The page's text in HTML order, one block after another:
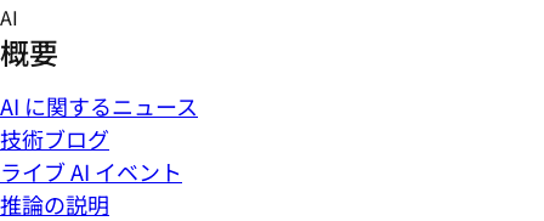
Skip
to
content
AI
概要
AI に関するニュース
技術ブログ
ライブ AI イベント
推論の説明